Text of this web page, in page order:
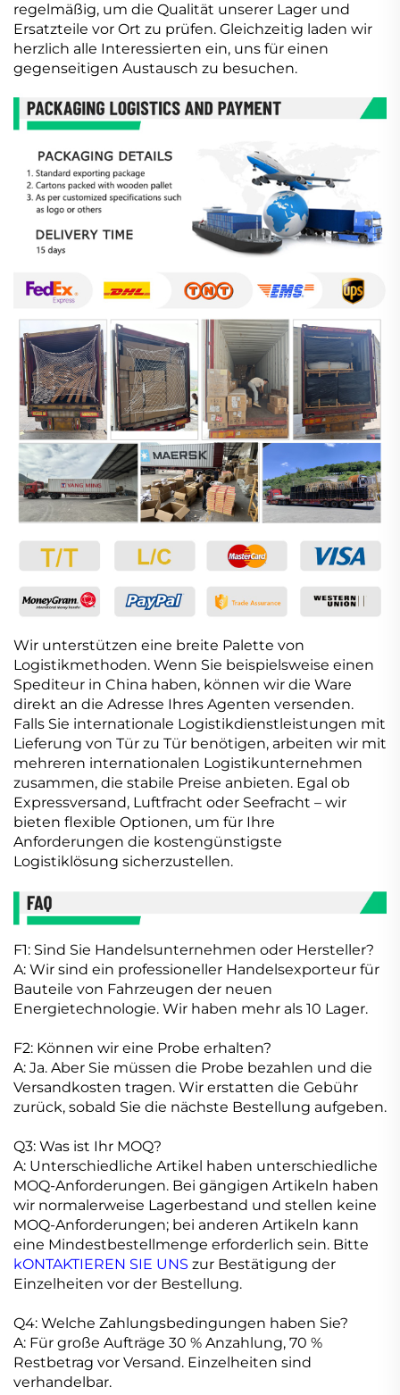
regelmäßig, um die Qualität unserer Lager und
Ersatzteile vor Ort zu prüfen. Gleichzeitig laden wir
herzlich alle Interessierten ein, uns für einen
gegenseitigen Austausch zu besuchen.
Wir unterstützen eine breite Palette von
Logistikmethoden. Wenn Sie beispielsweise einen
Spediteur in China haben, können wir die Ware
direkt an die Adresse Ihres Agenten versenden.
Falls Sie internationale Logistikdienstleistungen mit
Lieferung von Tür zu Tür benötigen, arbeiten wir mit
mehreren internationalen Logistikunternehmen
zusammen, die stabile Preise anbieten. Egal ob
Expressversand, Luftfracht oder Seefracht – wir
bieten flexible Optionen, um für Ihre
Anforderungen die kostengünstigste
Logistiklösung sicherzustellen.
F1: Sind Sie Handelsunternehmen oder Hersteller?
A: Wir sind ein professioneller Handelsexporteur für
Bauteile von Fahrzeugen der neuen
Energietechnologie. Wir haben mehr als 10 Lager.
F2: Können wir eine Probe erhalten?
A: Ja. Aber Sie müssen die Probe bezahlen und die
Versandkosten tragen. Wir erstatten die Gebühr
zurück, sobald Sie die nächste Bestellung aufgeben.
Q3: Was ist Ihr MOQ?
A: Unterschiedliche Artikel haben unterschiedliche
MOQ-Anforderungen. Bei gängigen Artikeln haben
wir normalerweise Lagerbestand und stellen keine
MOQ-Anforderungen; bei anderen Artikeln kann
eine Mindestbestellmenge erforderlich sein. Bitte
kONTAKTIEREN SIE UNS zur Bestätigung der
Einzelheiten vor der Bestellung.
Q4: Welche Zahlungsbedingungen haben Sie?
A: Für große Aufträge 30 % Anzahlung, 70 %
Restbetrag vor Versand. Einzelheiten sind
verhandelbar.